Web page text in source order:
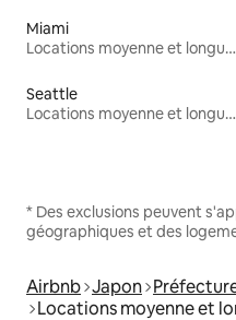
Miami
Locations moyenne et longue durée
Seattle
Locations moyenne et longue durée
* Des exclusions peuvent
géographiques et des
Airbnb Japon
Locations moyenne et